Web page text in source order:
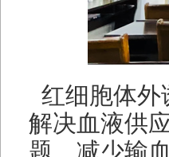
红细胞体外
解决血液供
题、减少输